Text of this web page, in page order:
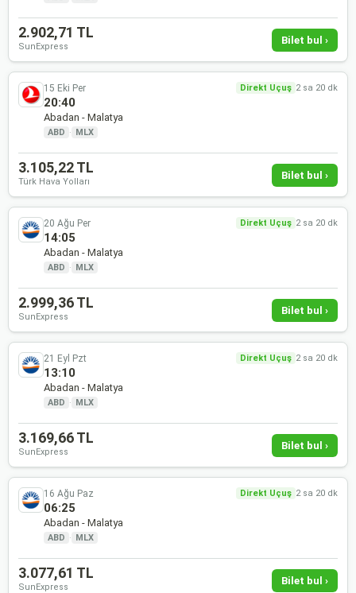
2.902,71 TL
SunExpress
Bilet bul ›
15 Eki Per Direkt Uçuş 2 sa 20 dk
20:40
Abadan - Malatya
ABD · MLX
3.105,22 TL
Türk Hava Yolları
Bilet bul ›
20 Ağu Per Direkt Uçuş 2 sa 20 dk
14:05
Abadan - Malatya
ABD · MLX
2.999,36 TL
SunExpress
Bilet bul ›
21 Eyl Pzt Direkt Uçuş 2 sa 20 dk
13:10
Abadan - Malatya
ABD · MLX
3.169,66 TL
SunExpress
Bilet bul ›
16 Ağu Paz Direkt Uçuş 2 sa 20 dk
06:25
Abadan - Malatya
ABD · MLX
3.077,61 TL
SunExpress
Bilet bul ›